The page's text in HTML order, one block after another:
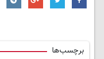
برچسب‌ها